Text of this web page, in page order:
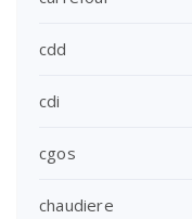
cdd
cdi
cgos
chaudiere